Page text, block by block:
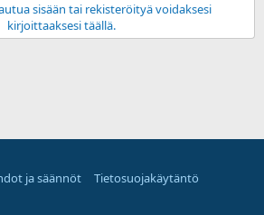
sisään tai rekisteröityä voidaksesi
kirjoittaaksesi täällä.
ja säännöt
Tietosuojakäytäntö